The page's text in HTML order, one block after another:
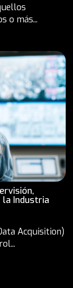
o más...
la Industria
Acquisition)